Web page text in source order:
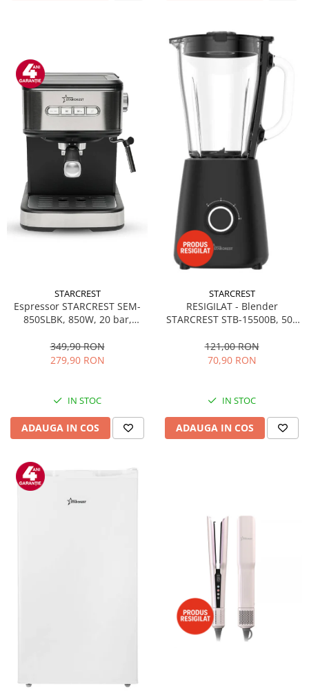
STARCREST
Espressor STARCREST SEM-
850SLBK, 850W, 20 bar,
dispozitiv spumare, filtru
dublu din inox, Negru/Inox
349,90 RON
279,90 RON
IN STOC
ADAUGA IN COS
STARCREST
RESIGILAT - Blender
STARCREST STB-15500B, 500
Pulse, Negru
121,00 RON
70,90 RON
IN STOC
ADAUGA IN COS